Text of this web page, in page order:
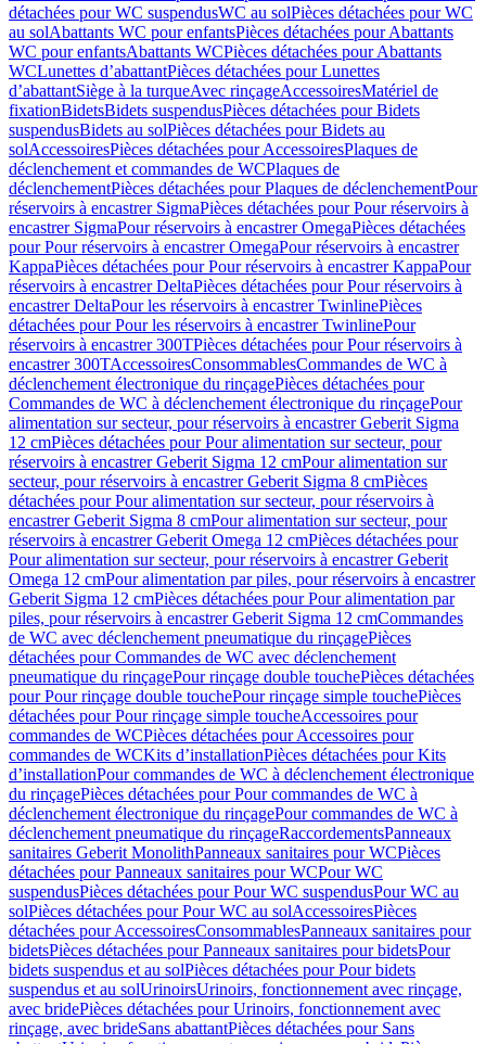
détachées pour WC suspendusWC au solPièces détachées pour WC
au solAbattants WC pour enfantsPièces détachées pour Abattants
WC pour enfantsAbattants WCPièces détachées pour Abattants
WCLunettes d’abattantPièces détachées pour Lunettes
d’abattantSiège à la turqueAvec rinçageAccessoiresMatériel de
fixationBidetsBidets suspendusPièces détachées pour Bidets
suspendusBidets au solPièces détachées pour Bidets au
solAccessoiresPièces détachées pour AccessoiresPlaques de
déclenchement et commandes de WCPlaques de
déclenchementPièces détachées pour Plaques de déclenchementPour
réservoirs à encastrer SigmaPièces détachées pour Pour réservoirs à
encastrer SigmaPour réservoirs à encastrer OmegaPièces détachées
pour Pour réservoirs à encastrer OmegaPour réservoirs à encastrer
KappaPièces détachées pour Pour réservoirs à encastrer KappaPour
réservoirs à encastrer DeltaPièces détachées pour Pour réservoirs à
encastrer DeltaPour les réservoirs à encastrer TwinlinePièces
détachées pour Pour les réservoirs à encastrer TwinlinePour
réservoirs à encastrer 300TPièces détachées pour Pour réservoirs à
encastrer 300TAccessoiresConsommablesCommandes de WC à
déclenchement électronique du rinçagePièces détachées pour
Commandes de WC à déclenchement électronique du rinçagePour
alimentation sur secteur, pour réservoirs à encastrer Geberit Sigma
12 cmPièces détachées pour Pour alimentation sur secteur, pour
réservoirs à encastrer Geberit Sigma 12 cmPour alimentation sur
secteur, pour réservoirs à encastrer Geberit Sigma 8 cmPièces
détachées pour Pour alimentation sur secteur, pour réservoirs à
encastrer Geberit Sigma 8 cmPour alimentation sur secteur, pour
réservoirs à encastrer Geberit Omega 12 cmPièces détachées pour
Pour alimentation sur secteur, pour réservoirs à encastrer Geberit
Omega 12 cmPour alimentation par piles, pour réservoirs à encastrer
Geberit Sigma 12 cmPièces détachées pour Pour alimentation par
piles, pour réservoirs à encastrer Geberit Sigma 12 cmCommandes
de WC avec déclenchement pneumatique du rinçagePièces
détachées pour Commandes de WC avec déclenchement
pneumatique du rinçagePour rinçage double touchePièces détachées
pour Pour rinçage double touchePour rinçage simple touchePièces
détachées pour Pour rinçage simple toucheAccessoires pour
commandes de WCPièces détachées pour Accessoires pour
commandes de WCKits d’installationPièces détachées pour Kits
d’installationPour commandes de WC à déclenchement électronique
du rinçagePièces détachées pour Pour commandes de WC à
déclenchement électronique du rinçagePour commandes de WC à
déclenchement pneumatique du rinçageRaccordementsPanneaux
sanitaires Geberit MonolithPanneaux sanitaires pour WCPièces
détachées pour Panneaux sanitaires pour WCPour WC
suspendusPièces détachées pour Pour WC suspendusPour WC au
solPièces détachées pour Pour WC au solAccessoiresPièces
détachées pour AccessoiresConsommablesPanneaux sanitaires pour
bidetsPièces détachées pour Panneaux sanitaires pour bidetsPour
bidets suspendus et au solPièces détachées pour Pour bidets
suspendus et au solUrinoirsUrinoirs, fonctionnement avec rinçage,
avec bridePièces détachées pour Urinoirs, fonctionnement avec
rinçage, avec brideSans abattantPièces détachées pour Sans